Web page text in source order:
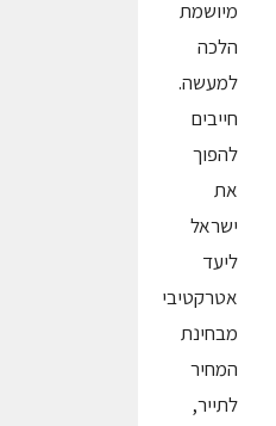
מיושמת
הלכה
למעשה.
חייבים
להפוך
את
ישראל
ליעד
אטרקטיבי
מבחינת
המחיר
לתייר,